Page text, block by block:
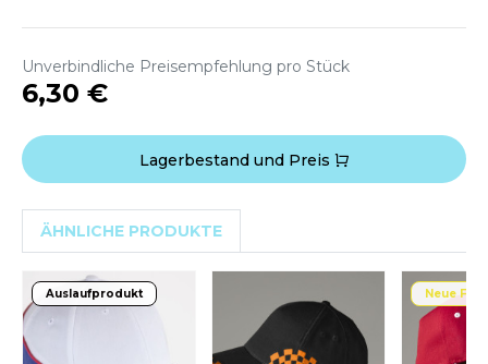
LEWIS
ATHLETIC®
ETIQUETTE
Unverbindliche Preisempfehlung pro Stück
6,30 €
Lagerbestand und Preis
ÄHNLICHE PRODUKTE
Auslaufprodukt Neue